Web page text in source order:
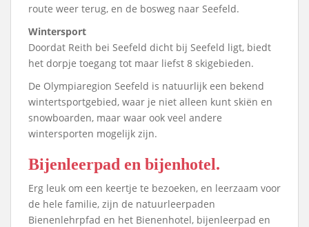
route weer terug, en de bosweg naar Seefeld.
Wintersport
Doordat Reith bei Seefeld dicht bij Seefeld ligt, biedt
het dorpje toegang tot maar liefst 8 skigebieden.
De Olympiaregion Seefeld is natuurlijk een bekend
wintertsportgebied, waar je niet alleen kunt skiën en
snowboarden, maar waar ook veel andere
wintersporten mogelijk zijn.
Bijenleerpad en bijenhotel.
Erg leuk om een keertje te bezoeken, en leerzaam voor
de hele familie, zijn de natuurleerpaden
Bienenlehrpfad en het Bienenhotel, bijenleerpad en